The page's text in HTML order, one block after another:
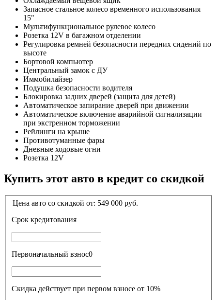
Запасное стальное колесо временного использования
15"
Мультифункциональное рулевое колесо
Розетка 12V в багажном отделении
Регулировка ремней безопасности передних сидений по
высоте
Бортовой компьютер
Центральный замок с ДУ
Иммобилайзер
Подушка безопасности водителя
Блокировка задних дверей (защита для детей)
Автоматическое запирание дверей при движении
Автоматическое включение аварийной сигнализации
при экстренном торможении
Рейлинги на крыше
Противотуманные фары
Дневные ходовые огни
Розетка 12V
Купить этот авто в кредит со скидкой
Цена авто со скидкой от: 549 000 руб.
Срок кредитования
Первоначальный взнос0
Скидка действует при первом взносе от 10%